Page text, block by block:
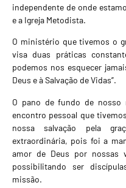
independente de onde
e a Igreja Metodista.
O ministério que tivemos o
visa duas práticas
podemos nos esquecer
Deus e à Salvação de Vidas”.
O pano de fundo de
encontro pessoal que
nossa salvação pela
extraordinária, pois foi a
amor de Deus por nossas
possibilitando ser
missão.